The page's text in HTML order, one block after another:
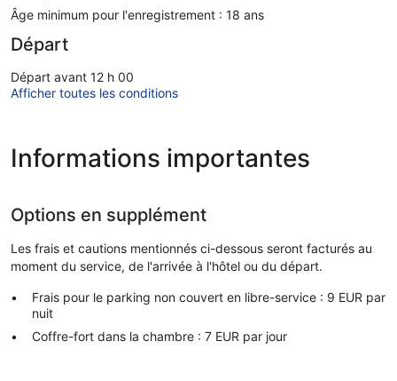
Âge minimum pour l'enregistrement : 18 ans
Départ
Départ avant 12 h 00
Afficher toutes les conditions
Informations importantes
Options en supplément
Les frais et cautions mentionnés ci-dessous seront facturés au
moment du service, de l'arrivée à l'hôtel ou du départ.
Frais pour le parking non couvert en libre-service : 9 EUR par
nuit
Coffre-fort dans la chambre : 7 EUR par jour